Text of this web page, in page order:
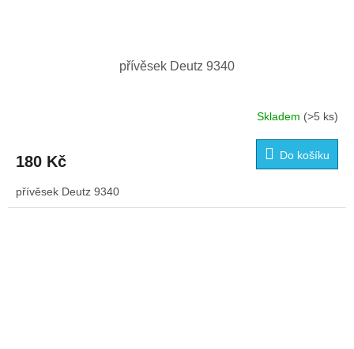
přívěsek Deutz 9340
Skladem (>5 ks)
180 Kč Do košíku
přívěsek Deutz 9340